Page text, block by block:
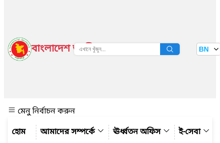
বাংলাদেশ জাতীয় তথ্য বাতায়ন BN
মেনু নির্বাচন করুন
আমাদের সম্পর্কে
ঊর্ধ্বতন অফিস ই-সেবা